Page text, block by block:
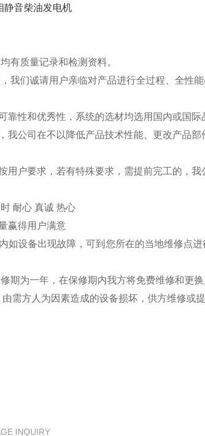
有质量记录和检测资料。
我们诚请用户亲临对产品进行全过程、全性
靠性和优秀性，系统的选材均选用国内或国际
我公司在不以降低产品技术性能、更改产品
用户要求，若有特殊要求，需提前完工的，
耐心 真诚 热心
赢得用户满意
如设备出现故障，可到您所在的当地维修点
期为一年，在保修期内我方将免费维修和更
需方人为因素造成的设备损坏，供方维修或
INQUIRY